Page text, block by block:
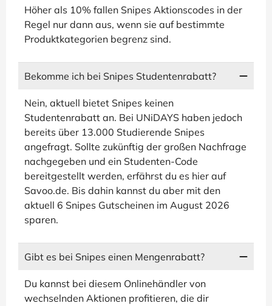
Höher als 10% fallen Snipes Aktionscodes in der
Regel nur dann aus, wenn sie auf bestimmte
Produktkategorien begrenz sind.
Bekomme ich bei Snipes Studentenrabatt?
Nein, aktuell bietet Snipes keinen
Studentenrabatt an. Bei UNiDAYS haben jedoch
bereits über 13.000 Studierende Snipes
angefragt. Sollte zukünftig der großen Nachfrage
nachgegeben und ein Studenten-Code
bereitgestellt werden, erfährst du es hier auf
Savoo.de. Bis dahin kannst du aber mit den
aktuell 6 Snipes Gutscheinen im August 2026
sparen.
Gibt es bei Snipes einen Mengenrabatt?
Du kannst bei diesem Onlinehändler von
wechselnden Aktionen profitieren, die dir